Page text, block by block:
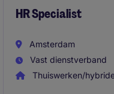
HR Specialist
Amsterdam
Vast dienstverband
Thuiswerken/